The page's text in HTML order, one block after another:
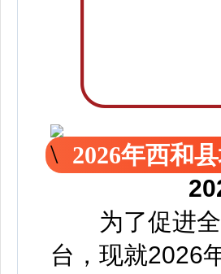
2026年西和
为了促进全
台，现就2026